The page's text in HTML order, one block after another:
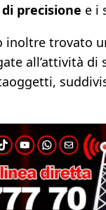
precisione e i
inoltre trovato
all’attività di